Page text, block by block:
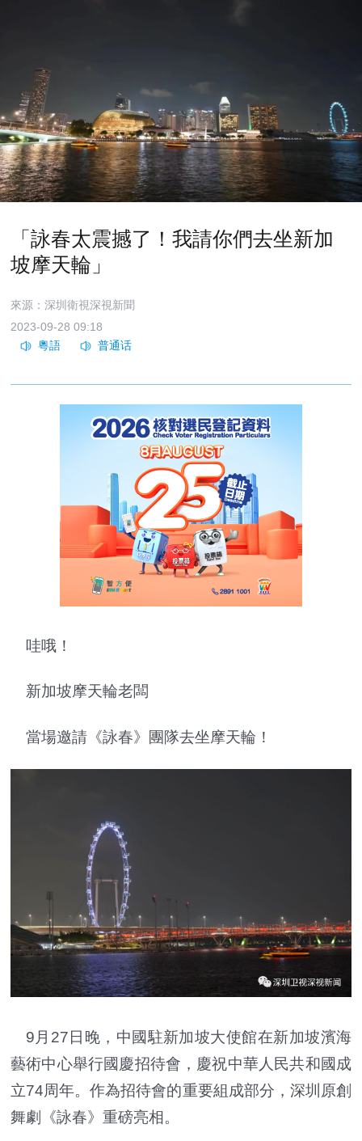
「詠春太震撼了！我請你們去坐新加
坡摩天輪」
來源：深圳衛視深視新聞
2023-09-28 09:18
哇哦！
新加坡摩天輪老闆
當場邀請《詠春》團隊去坐摩天輪！
9月27日晚，中國駐新加坡大使館在新加坡濱海
藝術中心舉行國慶招待會，慶祝中華人民共和國成
立74周年。作為招待會的重要組成部分，深圳原創
舞劇《詠春》重磅亮相。